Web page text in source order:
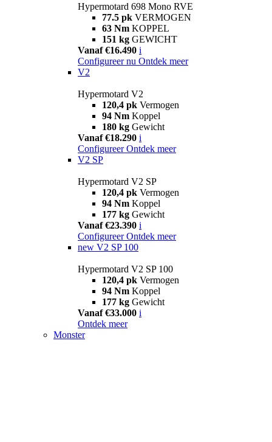
Hypermotard 698 Mono RVE
77.5 pk VERMOGEN
63 Nm KOPPEL
151 kg GEWICHT
Vanaf €16.490 i
Configureer nu Ontdek meer
V2
Hypermotard V2
120,4 pk Vermogen
94 Nm Koppel
180 kg Gewicht
Vanaf €18.290 i
Configureer Ontdek meer
V2 SP
Hypermotard V2 SP
120,4 pk Vermogen
94 Nm Koppel
177 kg Gewicht
Vanaf €23.390 i
Configureer Ontdek meer
new V2 SP 100
Hypermotard V2 SP 100
120,4 pk Vermogen
94 Nm Koppel
177 kg Gewicht
Vanaf €33.000 i
Ontdek meer
Monster